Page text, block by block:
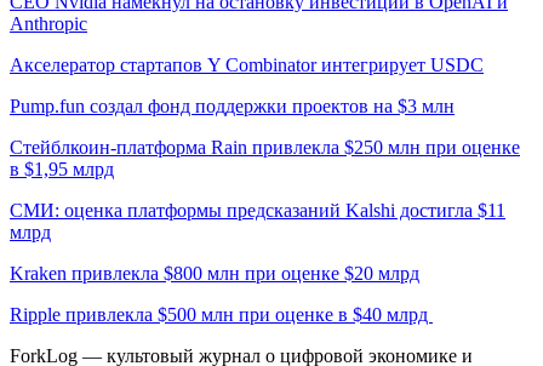
Anthropic
Акселератор стартапов Y Combinator интегрирует USDC
Pump.fun создал фонд поддержки проектов на $3 млн
Стейблкоин-платформа Rain привлекла $250 млн при оценке
в $1,95 млрд
СМИ: оценка платформы предсказаний Kalshi достигла $11
млрд
Kraken привлекла $800 млн при оценке $20 млрд
Ripple привлекла $500 млн при оценке в $40 млрд
ForkLog — культовый журнал о цифровой экономике и